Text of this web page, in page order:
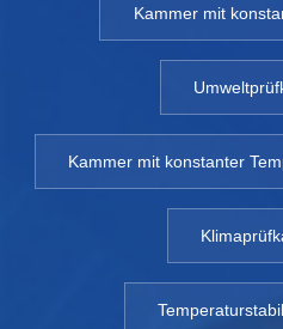
werden beeinflusst, daher sind
pharmazeutische, kosmetische
oder Vitaminen muss
während der erwarteten
des Produkts getestet. Die
Haltbarkeit, Handhabung und
Dieser Test ist ein wichtiger Teil
Kammer mit
Kammer mit konstanter